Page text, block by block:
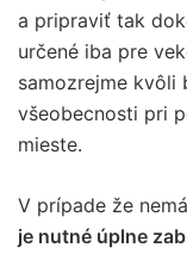
a pripraviť tak
určené iba pre
samozrejme kvôli
všeobecnosti pri
mieste.
V prípade že
je nutné úplne